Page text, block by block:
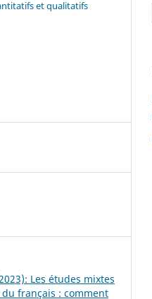
et qualitatifs
Les études mixtes
français : comment